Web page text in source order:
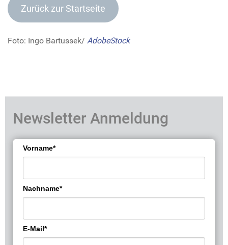
Zurück zur Startseite
Foto: Ingo Bartussek/ AdobeStock
Newsletter Anmeldung
Vorname*
Nachname*
E-Mail*